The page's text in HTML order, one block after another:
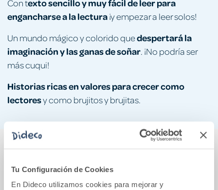
Tu Configuración de Cookies
En Dideco utilizamos cookies para mejorar y
Con texto sencillo y muy fácil de leer para
engancharse a la lectura¡y empezar a leer solos!
Un mundo mágico y colorido quedespertará la
imaginación y las ganas de soñar. ¡No podría ser
más cuqui!
Historias ricas en valores para crecer como
lectoresy como brujitos y brujitas.
También podría gustarte...